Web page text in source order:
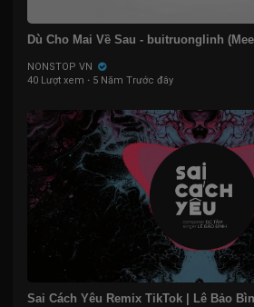
Dù Cho Mai Về Sau - buitruonglinh
NONSTOP VN
40 Lượt xem · 5 Năm Trước đây
Sai Cách Yêu Remix TikTok | Lê Bảo